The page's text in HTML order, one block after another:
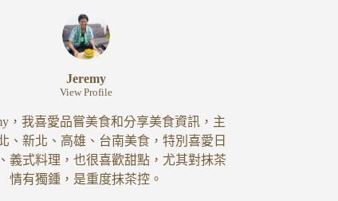
Jeremy
View Profile
，我喜愛品嘗美食和分享美食資訊，主
、新北、高雄、台南美食，特別喜愛日
義式料理，也很喜歡甜點，尤其對抹茶
情有獨鍾，是重度抹茶控。